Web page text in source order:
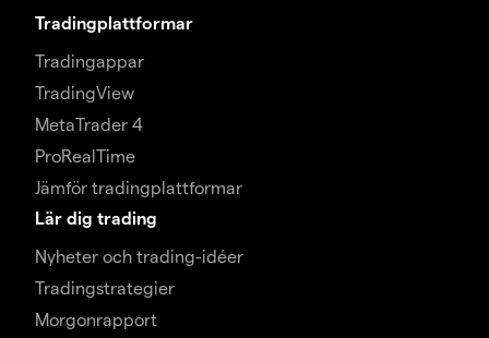
Tradingplattformar
Tradingappar
TradingView
MetaTrader 4
ProRealTime
Jämför tradingplattformar
Lär dig trading
Nyheter och trading-idéer
Tradingstrategier
Morgonrapport